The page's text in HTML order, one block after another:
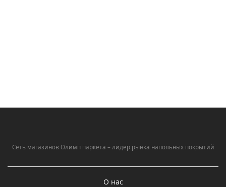
Сеть магазинов Олимп паркета – лидер рынка напольных покрытий
О нас